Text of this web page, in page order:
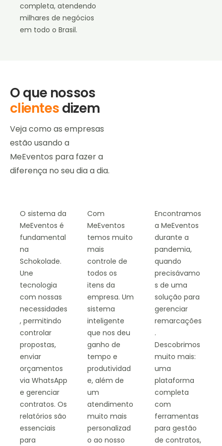
completa, atendendo
milhares de negócios
em todo o Brasil.
O que nossos
clientesdizem
Veja como as empresas
estão usando a
MeEventos para fazer a
diferença no seu dia a dia.
O sistema da
MeEventos é
fundamental
na
Schokolade.
Une
tecnologia
com nossas
necessidades
, permitindo
controlar
propostas,
enviar
orçamentos
via WhatsApp
e gerenciar
contratos. Os
relatórios são
essenciais
para
Com
MeEventos
temos muito
mais
controle de
todos os
itens da
empresa. Um
sistema
inteligente
que nos deu
ganho de
tempo e
produtividad
e, além de
um
atendimento
muito mais
personalizad
o ao nosso
Encontramos
a MeEventos
durante a
pandemia,
quando
precisávamo
s de uma
solução para
gerenciar
remarcações
.
Descobrimos
muito mais:
uma
plataforma
completa
com
ferramentas
para gestão
de contratos,